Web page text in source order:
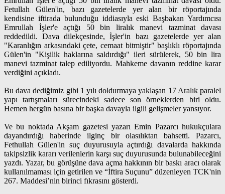
Fetullah Gülen'in, bazı gazetelerde yer alan bir röportajında
kendisine iftirada bulunduğu iddiasıyla eski Başbakan Yardımcısı
Emrullah İşler'e açtığı 50 bin liralık manevi tazminat davası
reddedildi. Dava dilekçesinde, İşler'in bazı gazetelerde yer alan
"Karanlığın arkasındaki çete, cemaat bitmiştir" başlıklı röportajında
Gülen'in "Kişilik haklarına saldırdığı" ileri sürülerek, 50 bin lira
manevi tazminat talep ediliyordu. Mahkeme davanın reddine karar
verdiğini açıkladı.
Bu dava dediğimiz gibi 1 yılı doldurmaya yaklaşan 17 Aralık paralel
yapı tartışmaları sürecindeki sadece son örneklerden biri oldu.
Hemen hergün basına bir başka davayla ilgili gelişmeler yansıyor.
Ve bu noktada Akşam gazetesi yazarı Emin Pazarcı hukukçulara
dayandırdığı haberinde ilginç bir olasılıktan bahsetti. Pazarcı,
Fethullah Gülen'in suç duyurusuyla açtırdığı davalarda hakkında
takipsizlik kararı verilenlerin karşı suç duyurusunda bulunabileceğini
yazdı. Yazar, bu görüşüne dava açma hakkının bir baskı aracı olarak
kullanılmaması için getirilen ve “İftira Suçunu” düzenleyen TCK'nin
267. Maddesi’nin birinci fıkrasını gösterdi.